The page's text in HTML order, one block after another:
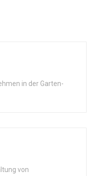
in der Garten-
von